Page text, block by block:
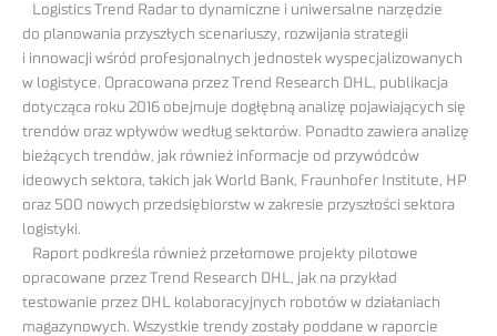
Logistics Trend Radar to dynamiczne i uniwersalne narzędzie
do planowania przyszłych scenariuszy, rozwijania strategii
i innowacji wśród profesjonalnych jednostek wyspecjalizowanych
w logistyce. Opracowana przez Trend Research DHL, publikacja
dotycząca roku 2016 obejmuje dogłębną analizę pojawiających się
trendów oraz wpływów według sektorów. Ponadto zawiera analizę
bieżących trendów, jak również informacje od przywódców
ideowych sektora, takich jak World Bank, Fraunhofer Institute, HP
oraz 500 nowych przedsiębiorstw w zakresie przyszłości sektora
logistyki.
Raport podkreśla również przełomowe projekty pilotowe
opracowane przez Trend Research DHL, jak na przykład
testowanie przez DHL kolaboracyjnych robotów w działaniach
magazynowych. Wszystkie trendy zostały poddane w raporcie